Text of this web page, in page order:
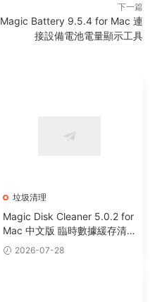
下一篇
Magic Battery 9.5.4 for Mac 連
接設備電池電量顯示工具
垃圾清理
Magic Disk Cleaner 5.0.2 for
Mac 中文版 臨時數據緩存清
理工具
2026-07-28